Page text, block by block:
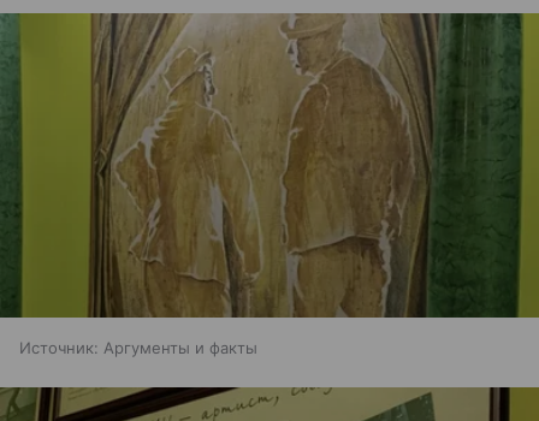
Источник: Аргументы и факты